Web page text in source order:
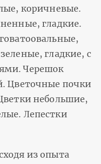
коричневые.
гладкие.
гладкие, с
Черешок
Цветочные почки
небольшие,
Лепестки
из опыта